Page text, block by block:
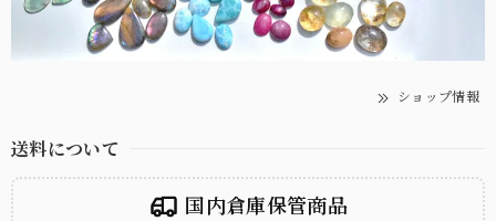
ショップ情報
送料について
国内倉庫保管商品